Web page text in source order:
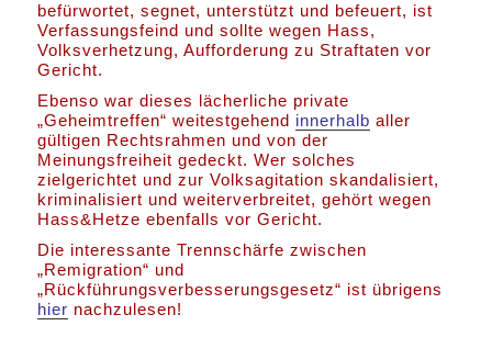
befürwortet, segnet, unterstützt und befeuert, ist
Verfassungsfeind und sollte wegen Hass,
Volksverhetzung, Aufforderung zu Straftaten vor
Gericht.
Ebenso war dieses lächerliche private
„Geheimtreffen“ weitestgehend innerhalb aller
gültigen Rechtsrahmen und von der
Meinungsfreiheit gedeckt. Wer solches
zielgerichtet und zur Volksagitation skandalisiert,
kriminalisiert und weiterverbreitet, gehört wegen
Hass&Hetze ebenfalls vor Gericht.
Die interessante Trennschärfe zwischen
„Remigration“ und
„Rückführungsverbesserungsgesetz“ ist übrigens
hier nachzulesen!